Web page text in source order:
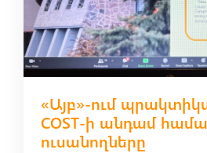
«Այբ»-ում
COST-ի անդամ
ուսանողները